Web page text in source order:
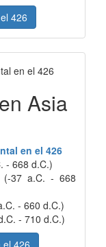
426
Asia
en el 426
- 668 d.C.)
(-37 a.C. - 668
- 660 d.C.)
- 710 d.C.)
el 426